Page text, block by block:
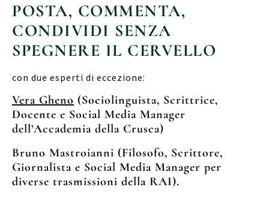
POSTA, COMMENTA,
CONDIVIDI SENZA
SPEGNERE IL CERVELLO
con due esperti di eccezione:
Vera Gheno (Sociolinguista, Scrittrice,
Docente e Social Media Manager
dell’Accademia della Crusca)
Bruno Mastroianni (Filosofo, Scrittore,
Giornalista e Social Media Manager per
diverse trasmissioni della RAI).